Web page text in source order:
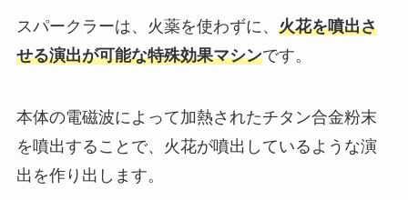
スパークラーは、火薬を使わずに、 火花を噴出さ
せる演出が可能な特殊効果マシンです。
本体の電磁波によって加熱されたチタン合金粉末
を噴出することで、火花が噴出しているような演
出を作り出します。